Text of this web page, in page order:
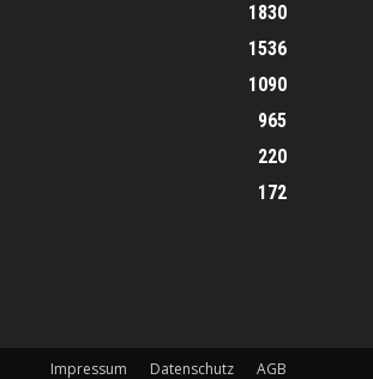
1830
1536
1090
965
220
172
Impressum Datenschutz AGB